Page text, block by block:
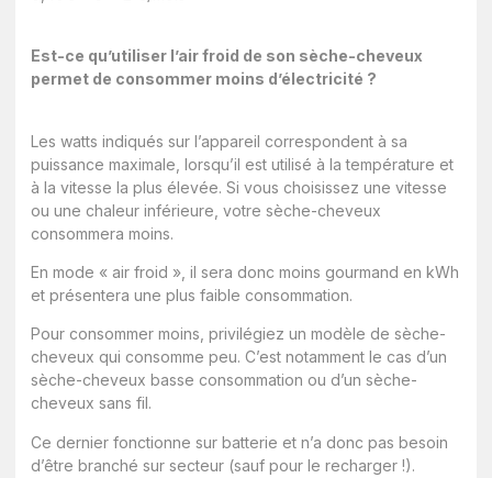
Est-ce qu’utiliser l’air froid de son sèche-cheveux
permet de consommer moins d’électricité ?
Les watts indiqués sur l’appareil correspondent à sa
puissance maximale, lorsqu’il est utilisé à la température et
à la vitesse la plus élevée. Si vous choisissez une vitesse
ou une chaleur inférieure, votre sèche-cheveux
consommera moins.
En mode « air froid », il sera donc moins gourmand en kWh
et présentera une plus faible consommation.
Pour consommer moins, privilégiez un modèle de sèche-
cheveux qui consomme peu. C’est notamment le cas d’un
sèche-cheveux basse consommation ou d’un sèche-
cheveux sans fil.
Ce dernier fonctionne sur batterie et n’a donc pas besoin
d’être branché sur secteur (sauf pour le recharger !).